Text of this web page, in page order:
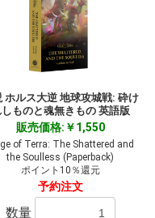
ホルス大逆 地球攻城戦: 砕け
ものと魂無きもの 英語版
販売価格:￥1,550
of Terra: The Shattered and
the Soulless (Paperback)
ポイント10％還元
予約注文
数量